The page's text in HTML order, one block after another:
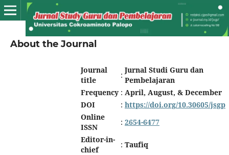
About the Journal
Journal
title
:
Jurnal Studi Guru dan
Pembelajaran
Frequency : April, August, & December
DOI
: https://doi.org/10.30605/jsgp
Online
ISSN
: 2654-6477
Editor-in-
chief
: Taufiq